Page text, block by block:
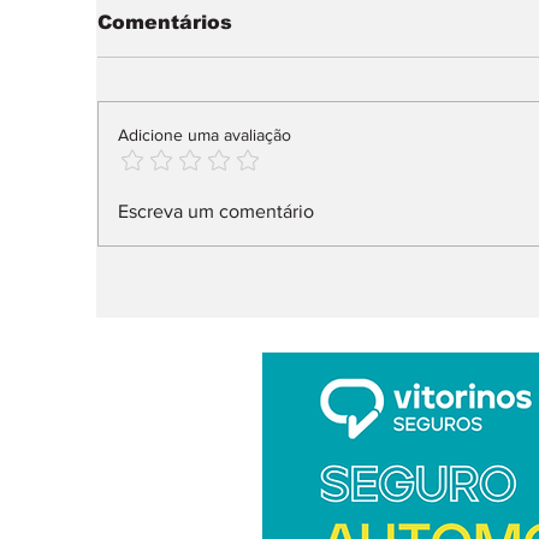
Range Rover GT: mais
Comentários
Adicione uma avaliação
Escreva um comentário